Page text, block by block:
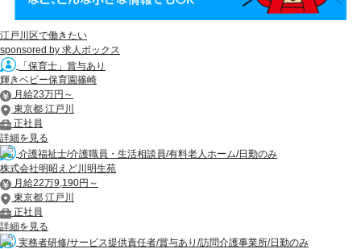
江戸川区で働きたい
sponsored by 求人ボックス
「保育士」賞与あり
輝きベビー保育園篠崎
月給23万円～
東京都 江戸川
正社員
詳細を見る
介護福祉士/介護職員・生活相談員/有料老人ホーム/日勤のみ
株式会社明昭えど川明生苑
月給22万9,190円～
東京都 江戸川
正社員
詳細を見る
実務者研修/サービス提供責任者/賞与あり/訪問介護事業所/日勤のみ